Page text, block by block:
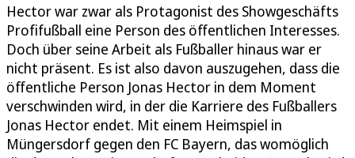
Hector war zwar als Protagonist des Showgeschäfts
Profifußball eine Person des öffentlichen Interesses.
Doch über seine Arbeit als Fußballer hinaus war er
nicht präsent. Es ist also davon auszugehen, dass die
öffentliche Person Jonas Hector in dem Moment
verschwinden wird, in der die Karriere des Fußballers
Jonas Hector endet. Mit einem Heimspiel in
Müngersdorf gegen den FC Bayern, das womöglich